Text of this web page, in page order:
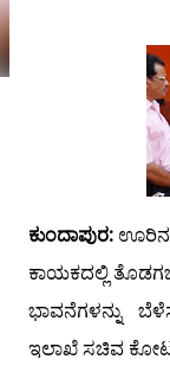
ಕುಂದಾಪುರ:ಊರಿನ
ಕಾಯಕದಲ್ಲಿ
ಭಾವನೆಗಳನ್ನು
ಇಲಾಖೆ ಸಚಿವ ಕೋಟ